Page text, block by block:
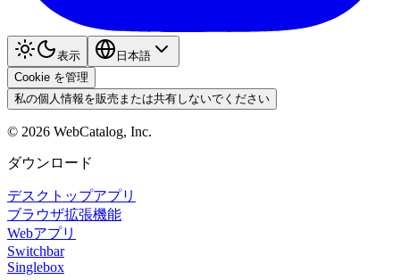
表示
日本語
Cookie を管理
私の個人情報を販売または共有しないでください
© 2026 WebCatalog, Inc.
ダウンロード
デスクトップアプリ
ブラウザ拡張機能
Webアプリ
Switchbar
Singlebox